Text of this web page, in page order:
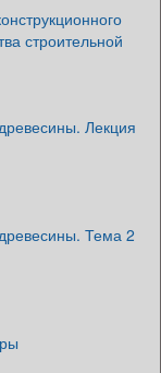
строительной
Лекция
Тема 2